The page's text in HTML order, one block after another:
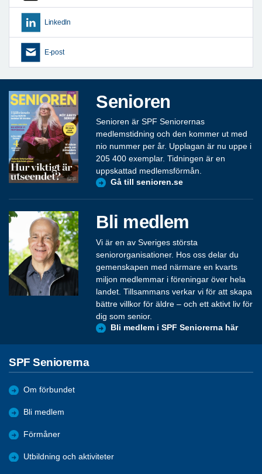
LinkedIn
E-post
Senioren
Senioren är SPF Seniorernas
medlemstidning och den kommer ut med
nio nummer per år. Upplagan är nu uppe i
205 400 exemplar. Tidningen är en
uppskattad medlemsförmån.
Gå till senioren.se
Bli medlem
Vi är en av Sveriges största
seniororganisationer. Hos oss delar du
gemenskapen med närmare en kvarts
miljon medlemmar i föreningar över hela
landet. Tillsammans verkar vi för att skapa
bättre villkor för äldre – och ett aktivt liv för
dig som senior.
Bli medlem i SPF Seniorerna här
SPF Seniorerna
Om förbundet
Bli medlem
Förmåner
Utbildning och aktiviteter